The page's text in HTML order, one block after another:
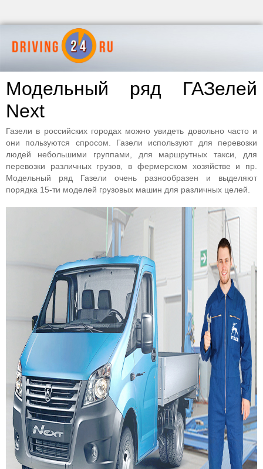
Модельный ряд ГАЗелей
Next
Газели в российских городах можно увидеть довольно часто и
они пользуются спросом. Газели используют для перевозки
людей небольшими группами, для маршрутных такси, для
перевозки различных грузов, в фермерском хозяйстве и пр.
Модельный ряд Газели очень разнообразен и выделяют
порядка 15-ти моделей грузовых машин для различных целей.